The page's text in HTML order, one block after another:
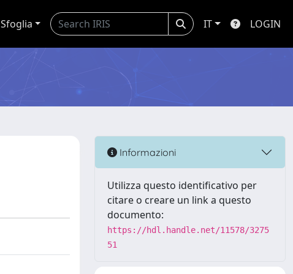
Sfoglia IT LOGIN
Informazioni
Utilizza questo identificativo per
citare o creare un link a questo
documento:
https://hdl.handle.net/11578/3275
51